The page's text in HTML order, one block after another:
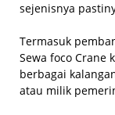
sejenisnya
Termasuk
Sewa foco Crane
berbagai
atau milik